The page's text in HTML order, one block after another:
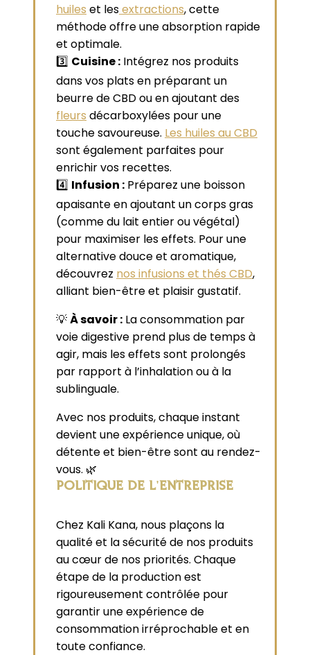
huiles et lesextractions, cette
méthode offre une absorption rapide
et optimale.
3️⃣ Cuisine : Intégrez nos produits
dans vos plats en préparant un
beurre de CBD ou en ajoutant des
fleurs décarboxylées pour une
touche savoureuse. Les huiles au CBD
sont également parfaites pour
enrichir vos recettes.
4️⃣ Infusion : Préparez une boisson
apaisante en ajoutant un corps gras
(comme du lait entier ou végétal)
pour maximiser les effets. Pour une
alternative douce et aromatique,
découvrez nos infusions et thés CBD,
alliant bien-être et plaisir gustatif.
💡À savoir : La consommation par
voie digestive prend plus de temps à
agir, mais les effets sont prolongés
par rapport à l’inhalation ou à la
sublinguale.
Avec nos produits, chaque instant
devient une expérience unique, où
détente et bien-être sont au rendez-
vous. 🌿
POLITIQUE DE L'ENTREPRISE
Chez Kali Kana, nous plaçons la
qualité et la sécurité de nos produits
au cœur de nos priorités. Chaque
étape de la production est
rigoureusement contrôlée pour
garantir une expérience de
consommation irréprochable et en
toute confiance.